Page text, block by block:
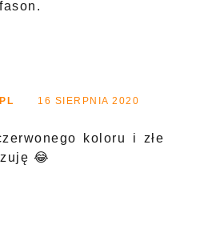
16 SIERPNIA 2020
koloru i złe
😂